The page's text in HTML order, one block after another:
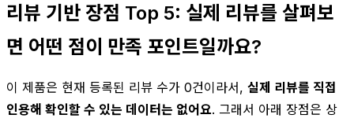
리뷰 기반 장점 Top 5: 실제 리뷰를 살펴보
면 어떤 점이 만족 포인트일까요?
이 제품은 현재 등록된 리뷰 수가 0건이라서, 실제 리뷰를 직접
인용해 확인할 수 있는 데이터는 없어요. 그래서 아래 장점은 상